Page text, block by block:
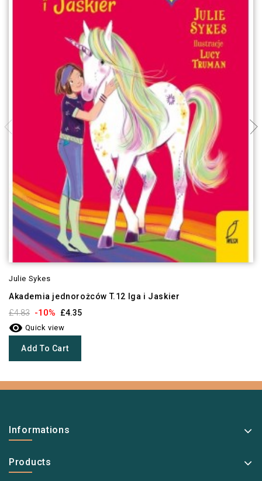
Julie Sykes
Akademia jednorożców T.12 Iga i Jaskier
£4.83 -10% £4.35
 Quick view
Add To Cart
Informations
Products